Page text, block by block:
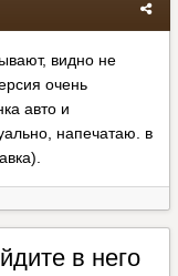
видно не
очень
авто и
напечатаю. в
в него